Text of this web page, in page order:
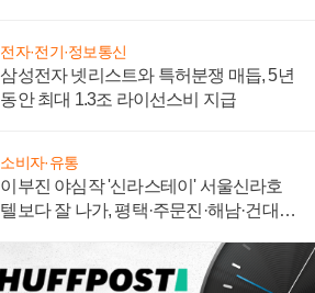
전자·전기·정보통신
삼성전자 넷리스트와 특허분쟁 매듭, 5년
동안 최대 1.3조 라이선스비 지급
소비자·유통
이부진 야심작 '신라스테이' 서울신라호
텔보다 잘 나가, 평택·주문진·해남·건대로